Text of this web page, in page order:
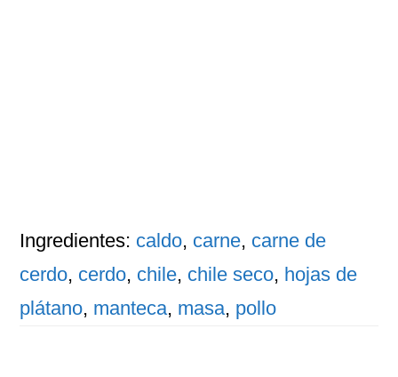
Ingredientes: caldo, carne, carne de
cerdo, cerdo, chile, chile seco, hojas de
plátano, manteca, masa, pollo